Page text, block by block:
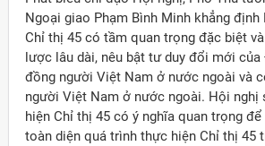
Ngoại giao Phạm Bình Minh khẳng định
Chỉ thị 45 có tầm quan trọng đặc biệt
lược lâu dài, nêu bật tư duy đổi mới
đồng người Việt Nam ở nước ngoài và
người Việt Nam ở nước ngoài. Hội nghị
hiện Chỉ thị 45 có ý nghĩa quan trọng
toàn diện quá trình thực hiện Chỉ thị 45